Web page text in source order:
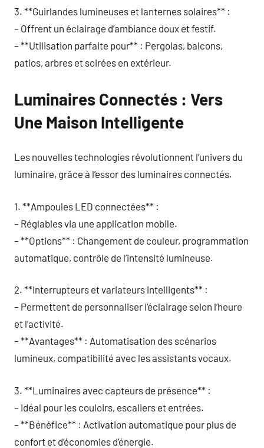
3. **Guirlandes lumineuses et lanternes solaires** :
– Offrent un éclairage d’ambiance doux et festif.
– **Utilisation parfaite pour** : Pergolas, balcons,
patios, arbres et soirées en extérieur.
Luminaires Connectés : Vers
Une Maison Intelligente
Les nouvelles technologies révolutionnent l’univers du
luminaire, grâce à l’essor des luminaires connectés.
1. **Ampoules LED connectées** :
– Réglables via une application mobile.
– **Options** : Changement de couleur, programmation
automatique, contrôle de l’intensité lumineuse.
2. **Interrupteurs et variateurs intelligents** :
– Permettent de personnaliser l’éclairage selon l’heure
et l’activité.
– **Avantages** : Automatisation des scénarios
lumineux, compatibilité avec les assistants vocaux.
3. **Luminaires avec capteurs de présence** :
– Idéal pour les couloirs, escaliers et entrées.
– **Bénéfice** : Activation automatique pour plus de
confort et d’économies d’énergie.